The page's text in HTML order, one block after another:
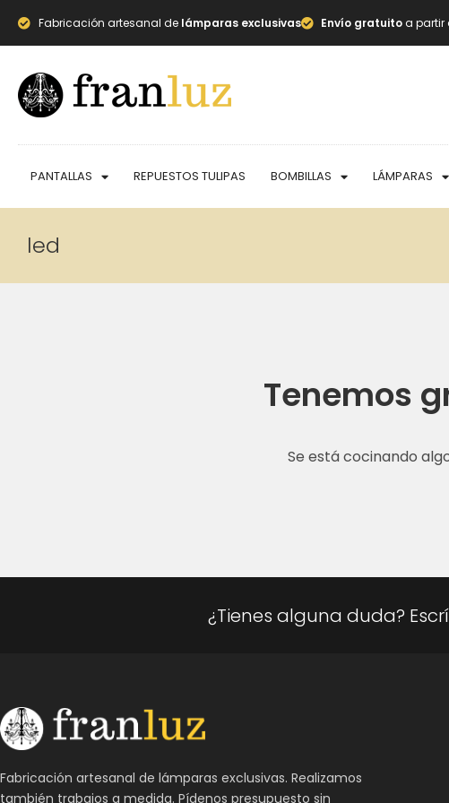
Fabricación artesanal de lámparas exclusivas Envío gratuitoa partir
PANTALLAS REPUESTOS TULIPAS BOMBILLAS LÁMPARAS
led
Tenemos
Se está cocinando
¿Tienes alguna duda?
Fabricación artesanal de lámparas exclusivas. Realizamos
también trabajos a medida. Pídenos presupuesto sin